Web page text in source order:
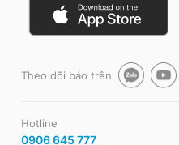
Theo dõi báo trên
Hotline
0906 645 777